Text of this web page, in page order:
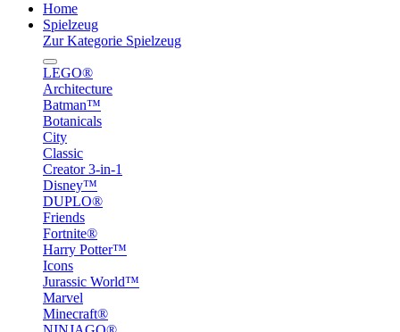
Home
Spielzeug
Zur Kategorie Spielzeug
LEGO®
Architecture
Batman™
Botanicals
City
Classic
Creator 3-in-1
Disney™
DUPLO®
Friends
Fortnite®
Harry Potter™
Icons
Jurassic World™
Marvel
Minecraft®